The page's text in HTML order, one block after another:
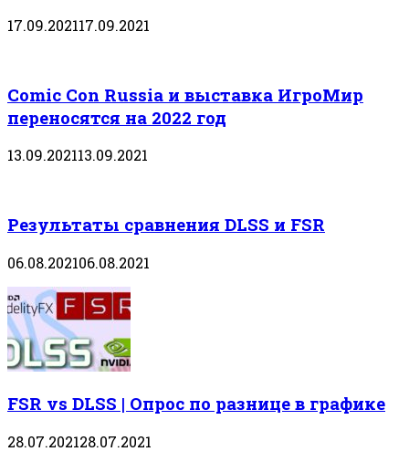
17.09.202117.09.2021
Comic Con Russia и выставка ИгроМир
переносятся на 2022 год
13.09.202113.09.2021
Результаты сравнения DLSS и FSR
06.08.202106.08.2021
FSR vs DLSS | Опрос по разнице в графике
28.07.202128.07.2021